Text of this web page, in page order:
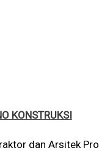
KONSTRUKSI
dan Arsitek Pro